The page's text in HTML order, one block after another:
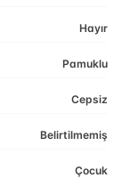
Hayır
Pamuklu
Cepsiz
Belirtilmemiş
Çocuk